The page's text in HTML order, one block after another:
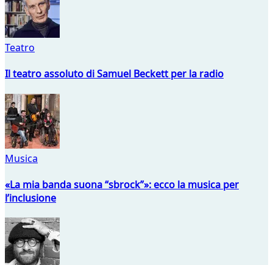
Teatro
Il teatro assoluto di Samuel Beckett per la radio
Musica
«La mia banda suona “sbrock”»: ecco la musica per
l’inclusione